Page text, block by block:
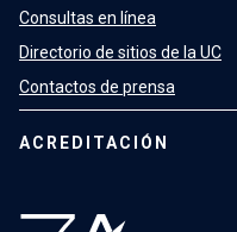
Consultas en línea
Directorio de sitios de la UC
Contactos de prensa
ACREDITACIÓN